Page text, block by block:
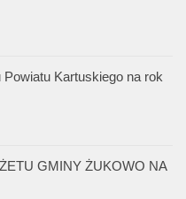
Kartuskiego na rok
GMINY ŻUKOWO NA